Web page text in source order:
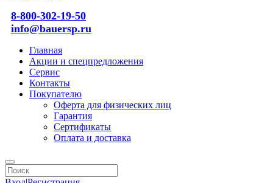
8-800-302-19-50
info@bauersp.ru
Главная
Акции и спецпредложения
Сервис
Контакты
Покупателю
Оферта для физических лиц
Гарантия
Сертификаты
Оплата и доставка